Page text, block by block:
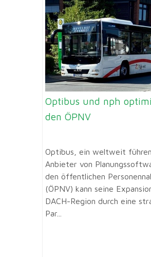
Optibus und nph
den ÖPNV
Optibus, ein weltweit
Anbieter von
den öffentlichen
(ÖPNV) kann seine
DACH-Region durch eine
Par...